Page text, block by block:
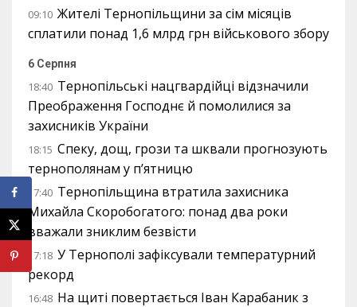
09:10 Жителі Тернопільщини за сім місяців
сплатили понад 1,6 млрд грн військового збору
6 Серпня
18:40 Тернопільські нацгвардійці відзначили
Преображення Господнє й помолилися за
захисників України
18:15 Спеку, дощ, грози та шквали прогнозують
тернополянам у п’ятницю
17:40 Тернопільщина втратила захисника
Михайла Скоробогатого: понад два роки
вважали зниклим безвісти
17:18 У Тернополі зафіксували температурний
рекорд
16:48 На щиті повертається Іван Карабаник з